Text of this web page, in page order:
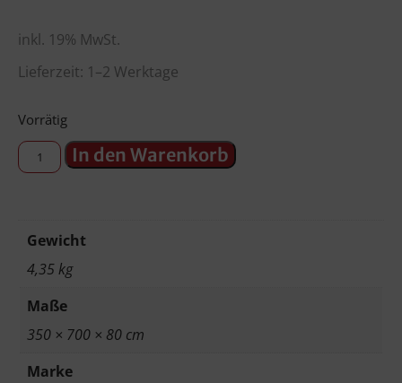
inkl. 19% MwSt.
Lieferzeit: 1–2 Werktage
Vorrätig
In den Warenkorb
Gewicht
4,35 kg
Maße
350 × 700 × 80 cm
Marke